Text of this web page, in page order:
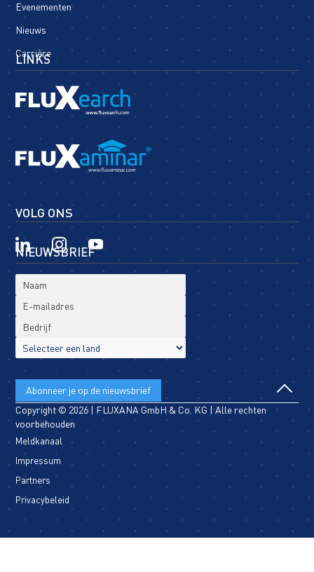
Evenementen
Nieuws
Carrière
LINKS
VOLG ONS
NIEUWSBRIEF
Copyright © 2026 | FLUXANA GmbH & Co. KG | Alle rechten
voorbehouden
Meldkanaal
Impressum
Partners
Privacybeleid